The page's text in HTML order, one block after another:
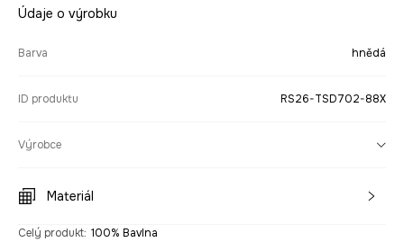
Údaje o výrobku
Barva hnědá
ID produktu RS26-TSD702-88X
Výrobce
Materiál
Celý produkt: 100% Bavlna